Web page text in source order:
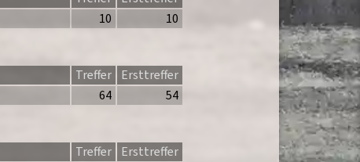
10 10
Treffer Ersttreffer
64 54
Treffer Ersttreffer